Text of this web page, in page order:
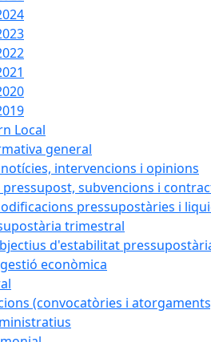
Local
general
intervencions i opinions
subvencions i
pressupostàries i
trimestral
d'estabilitat
econòmica
(convocatòries i